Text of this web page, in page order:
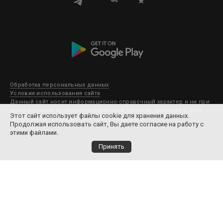
Обработка персональных данных
Условия использования сайта
Данный сайт носит информационно-справочный характер и ни при
Субару Мотор 2003-2026. Все права защищены.
Этот сайт использует файлы cookie для хранения данных.
Продолжая использовать сайт, Вы даете согласие на работу с
этими файлами.
Принять